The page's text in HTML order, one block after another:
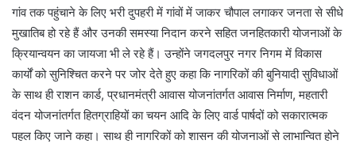
गांव तक पहुंचाने के लिए भरी दुपहरी में गांवों में जाकर चौपाल लगाकर जनता से सीधे
मुखातिब हो रहे हैं और उनकी समस्या निदान करने सहित जनहितकारी योजनाओं के
क्रियान्वयन का जायजा भी ले रहे हैं। उन्होंने जगदलपुर नगर निगम में विकास
कार्यों को सुनिश्चित करने पर जोर देते हुए कहा कि नागरिकों की बुनियादी सुविधाओं
के साथ ही राशन कार्ड, प्रधानमंत्री आवास योजनांतर्गत आवास निर्माण, महतारी
वंदन योजनांतर्गत हितग्राहियों का चयन आदि के लिए वार्ड पार्षदों को सकारात्मक
पहल किए जाने कहा। साथ ही नागरिकों को शासन की योजनाओं से लाभान्वित होने